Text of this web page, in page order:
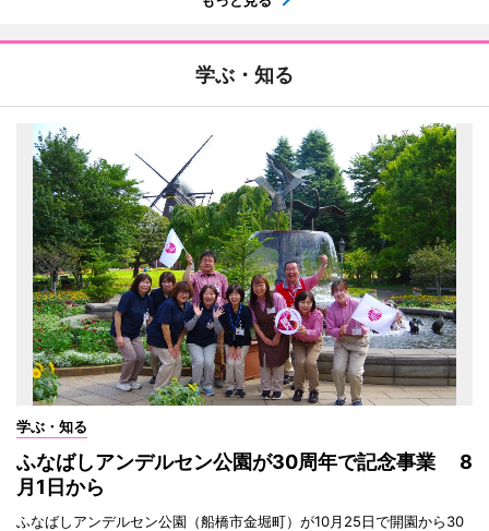
学ぶ・知る
学ぶ・知る
ふなばしアンデルセン公園が30周年で記念事業 8
月1日から
ふなばしアンデルセン公園（船橋市金堀町）が10月25日で開園から30